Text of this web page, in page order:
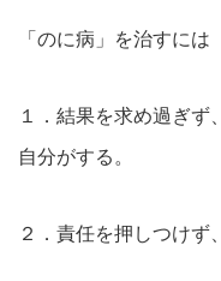
「のに病」を治すには
１．結果を求め過ぎず
自分がする。
２．責任を押しつけず